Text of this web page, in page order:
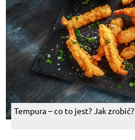
Tempura – co to jest? Jak zrobić?